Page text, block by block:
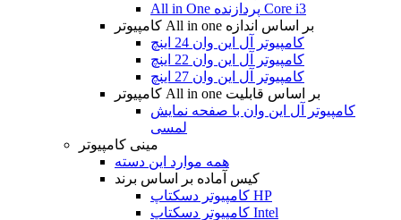
All in One پردازنده Core i3
کامپیوتر All in one بر اساس اندازه
کامپیوتر آل این وان 24 اینچ
کامپیوتر آل این وان 22 اینچ
کامپیوتر آل این وان 27 اینچ
کامپیوتر All in one بر اساس قابلیت
کامپیوتر آل این وان با صفحه نمایش
لمسی
مینی کامپیوتر
همه موارد این دسته
کیس آماده بر اساس برند
کامپیوتر دسکتاپ HP
کامپیوتر دسکتاپ Intel